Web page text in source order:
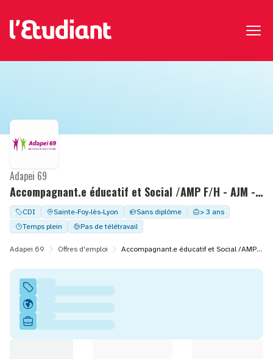
Accompagnant.e éducatif et Social /AMP F/H - AJM - OREE DES BALMES
Adapei 69
CDI Sainte-Foy-lès-Lyon Sans diplôme
> 3 ans
Temps plein
Pas de télétravail
Adapei 69 Offres d'emploi Accompagnant.e éducatif et Social /AMP F/H - AJM - OREE DES BALMES